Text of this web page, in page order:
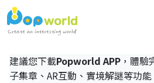
建議您下載Popworld APP ，體
子集章、AR互動、實境解謎等功能